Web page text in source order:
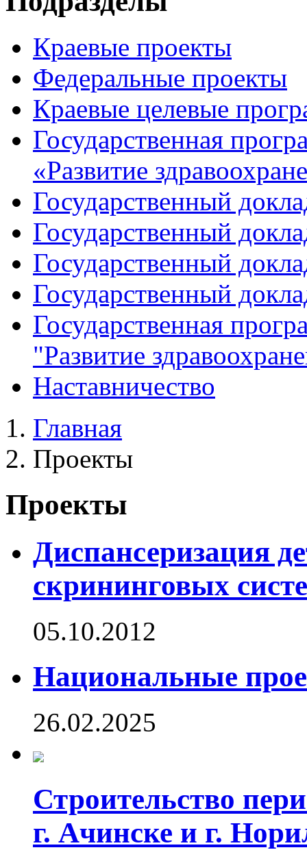
Краевые проекты
Федеральные проекты
Краевые целевые
Государственная
«Развитие
Государственный
Государственный
Государственный
Государственный
Государственная
"Развитие
Наставничество
Главная
Проекты
Проекты
Диспансеризация
скрининговых
05.10.2012
Национальные
26.02.2025
Строительство
г. Ачинске и г.